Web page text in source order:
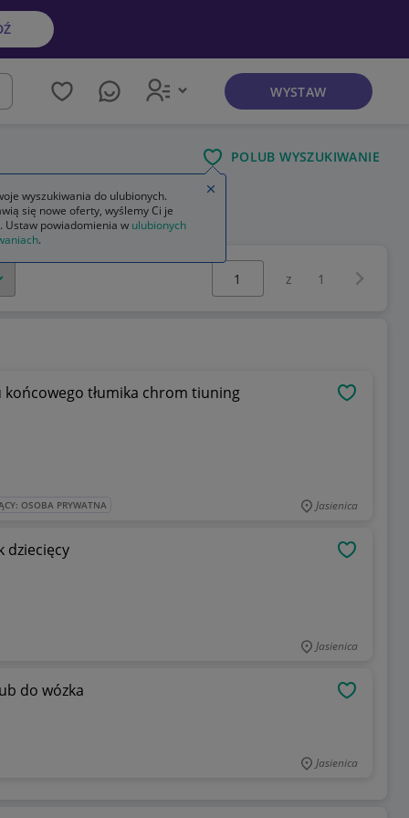
WYSTAW
POLUB WYSZUKIWANIE
Wybierz stronę:
z 1
końcowego tłumika chrom tiuning
OSOBA PRYWATNA Jasienica
dziecięcy
Jasienica
do wózka
Jasienica
wyszukiwania do ulubionych.
się nowe oferty, wyślemy Ci je
Ustaw powiadomienia w ulubionych
.
Zamknij wskazówkę